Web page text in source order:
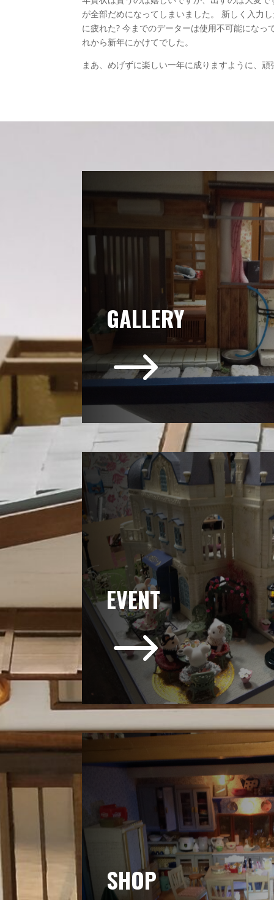
が全部だめになってしまいました。 新しく入力
に疲れた? 今までのデーターは使用不可能にな
れから新年にかけてでした。
まあ、めげずに楽しい一年に成りますように、
GALLERY
$
EVENT
$
SHOP